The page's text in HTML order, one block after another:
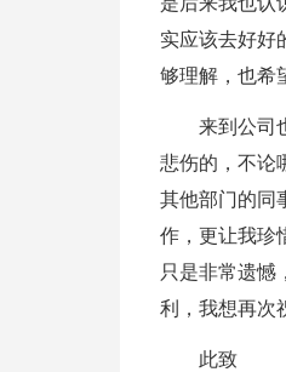
实应该去好好
够理解，也希
来到公司
悲伤的，不论
其他部门的同
作，更让我珍
只是非常遗憾
利，我想再次
此致